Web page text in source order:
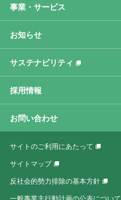
事業・サービス
お知らせ
サステナビリティ
採用情報
お問い合わせ
サイトのご利用にあたって
サイトマップ
反社会的勢力排除の基本方針